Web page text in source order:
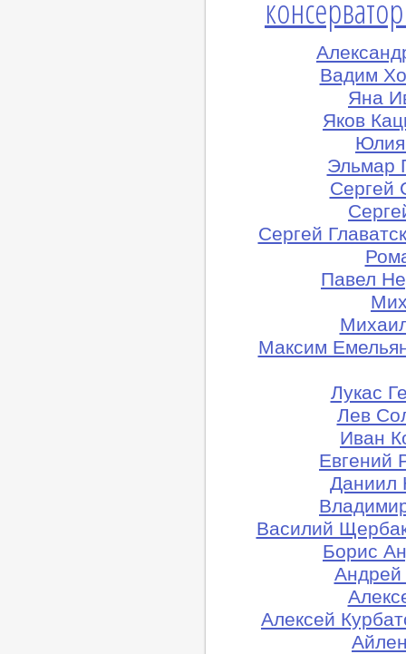
Вадим
Яна
Яков
Юлия
Эльмар
Сергей
Сергей
Павел
Максим
Лукас
Лев
Иван
Евгений
Даниил
Василий
Борис
Андрей
Алексей